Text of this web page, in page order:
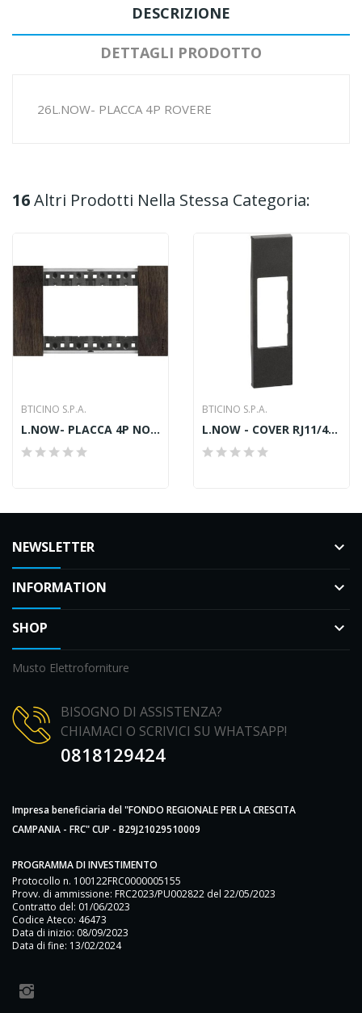
DESCRIZIONE
DETTAGLI PRODOTTO
26L.NOW- PLACCA 4P ROVERE
16Altri Prodotti Nella Stessa Categoria:
BTICINO S.P.A.
L.NOW- PLACCA 4P NOCE
BTICINO S.P.A.
L.NOW - COVER RJ11/45-LAMP.-HCINE 1M NERA
NEWSLETTER keyboard_arrow_down
INFORMATION keyboard_arrow_down
SHOP keyboard_arrow_down
Musto Elettroforniture
BISOGNO DI ASSISTENZA?
CHIAMACI O SCRIVICI SU WHATSAPP!
0818129424
Impresa beneficiaria del "FONDO REGIONALE PER LA CRESCITA
CAMPANIA - FRC" CUP - B29J21029510009
PROGRAMMA DI INVESTIMENTO
Protocollo n. 100122FRC0000005155
Provv. di ammissione: FRC2023/PU002822 del 22/05/2023
Contratto del: 01/06/2023
Codice Ateco: 46473
Data di inizio: 08/09/2023
Data di fine: 13/02/2024